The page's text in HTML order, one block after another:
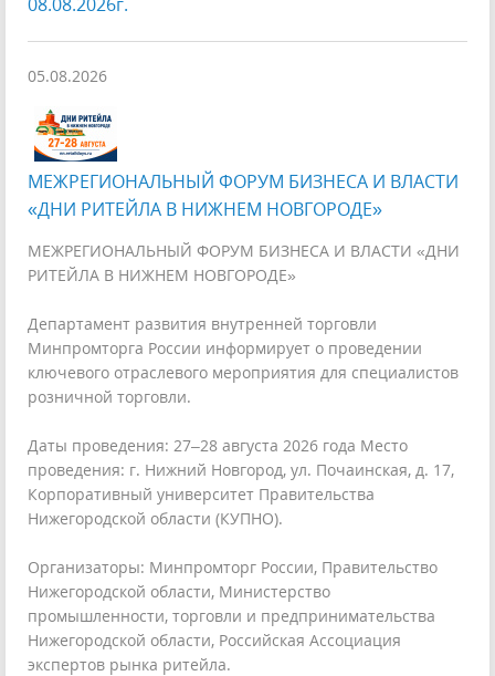
05.08.2026
МЕЖРЕГИОНАЛЬНЫЙ ФОРУМ БИЗНЕСА И ВЛАСТИ
«ДНИ РИТЕЙЛА В НИЖНЕМ НОВГОРОДЕ»
МЕЖРЕГИОНАЛЬНЫЙ ФОРУМ БИЗНЕСА И ВЛАСТИ «ДНИ
РИТЕЙЛА В НИЖНЕМ НОВГОРОДЕ»
Департамент развития внутренней торговли
Минпромторга России информирует о проведении
ключевого отраслевого мероприятия для специалистов
розничной торговли.
Даты проведения: 27–28 августа 2026 года Место
проведения: г. Нижний Новгород, ул. Почаинская, д. 17,
Корпоративный университет Правительства
Нижегородской области (КУПНО).
Организаторы: Минпромторг России, Правительство
Нижегородской области, Министерство
промышленности, торговли и предпринимательства
Нижегородской области, Российская Ассоциация
экспертов рынка ритейла.